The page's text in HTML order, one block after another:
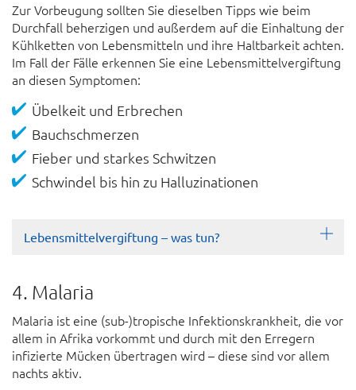
Zur Vor­beugung sollten Sie dieselben Tipps wie beim
Durch­fall beherzigen und außer­dem auf die Ein­haltung der
Kühl­ketten von Lebens­mitteln und ihre Halt­barkeit achten.
Im Fall der Fälle erkennen Sie eine Lebens­mittel­vergiftung
an diesen Symp­tomen:
Übel­keit und Er­brechen
Bauch­schmerzen
Fieber und starkes Schwitzen
Schwindel bis hin zu Hallu­zinationen
Lebensmittelvergiftung – was tun?
4. Malaria
Malaria ist eine (sub-)tropische Infektion­skrank­heit, die vor
allem in Afrika vor­kommt und durch mit den Erregern
infizierte Mücken übertragen wird – diese sind vor allem
nachts aktiv.